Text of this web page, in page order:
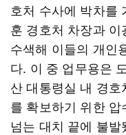
호처 수사에 박차를
훈 경호처 차장과
수색해 이들의 개인
다. 이 중 업무용은
산 대통령실 내 경
를 확보하기 위한
넘는 대치 끝에 불